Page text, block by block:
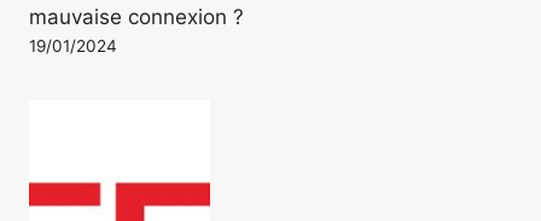
mauvaise connexion ?
19/01/2024